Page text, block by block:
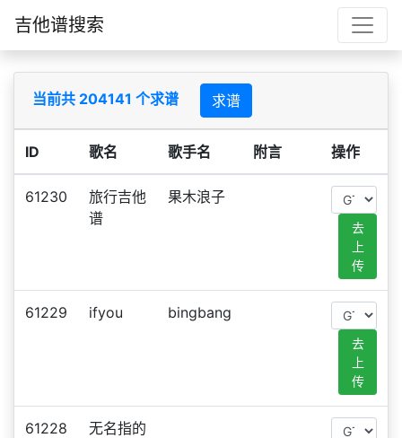
吉他谱搜索
当前共 204141 个求谱 求谱
ID 歌名 歌手名 附言 操作
61230
旅行吉他
谱
果木浪子
去
上
传
61229 ifyou bingbang
去
上
传
61228
无名指的